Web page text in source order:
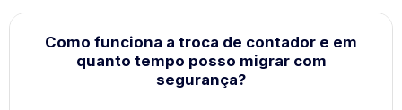
Como funciona a troca de contador e em
quanto tempo posso migrar com
segurança?